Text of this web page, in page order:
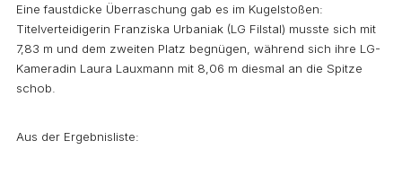
Eine faustdicke Überraschung gab es im Kugelstoßen:
Titelverteidigerin Franziska Urbaniak (LG Filstal) musste sich mit
7,83 m und dem zweiten Platz begnügen, während sich ihre LG-
Kameradin Laura Lauxmann mit 8,06 m diesmal an die Spitze
schob.
Aus der Ergebnisliste: